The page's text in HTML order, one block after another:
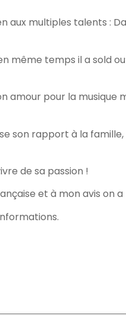
multiples talents :
même temps il a sold
amour pour la musique
son rapport à la famille,
de sa passion !
et à mon avis on